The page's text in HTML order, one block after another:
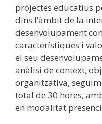
projectes educatius
dins l’àmbit de la
desenvolupament
característiques i
el seu
anàlisi de context,
organitzativa,
total de 30 hores,
en modalitat